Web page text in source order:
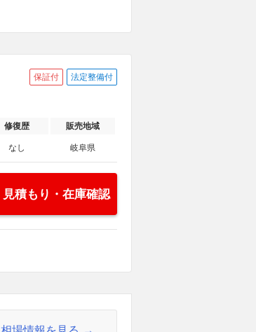
保証付 法定整備付
修復歴 販売地域
なし 岐阜県
見積もり・在庫確認